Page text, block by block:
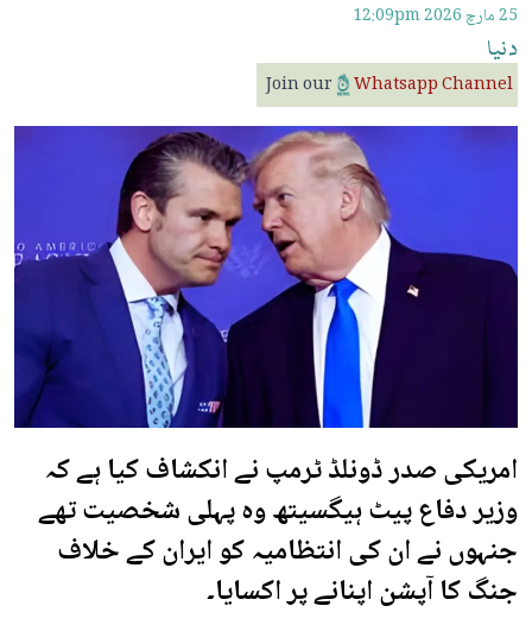
25 مارچ 2026 12:09pm
دنیا
Join our Whatsapp Channel
امریکی صدر ڈونلڈ ٹرمپ نے انکشاف کیا ہے کہ
وزیر دفاع پیٹ ہیگسیتھ وہ پہلی شخصیت تھے
جنہوں نے ان کی انتظامیہ کو ایران کے خلاف
جنگ کا آپشن اپنانے پر اکسایا۔